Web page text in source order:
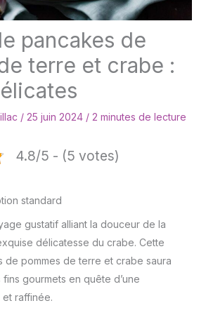
pancakes de
terre et crabe :
/ 25 juin 2024 / 2 minutes de lecture
4.8/5 - (5 votes)
gustatif alliant la douceur de la
délicatesse du crabe. Cette
pommes de terre et crabe saura
gourmets en quête d’une
raffinée.